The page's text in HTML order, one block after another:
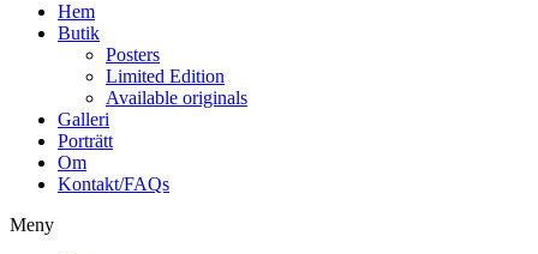
Hem
Butik
Posters
Limited Edition
Available originals
Galleri
Porträtt
Om
Kontakt/FAQs
Meny